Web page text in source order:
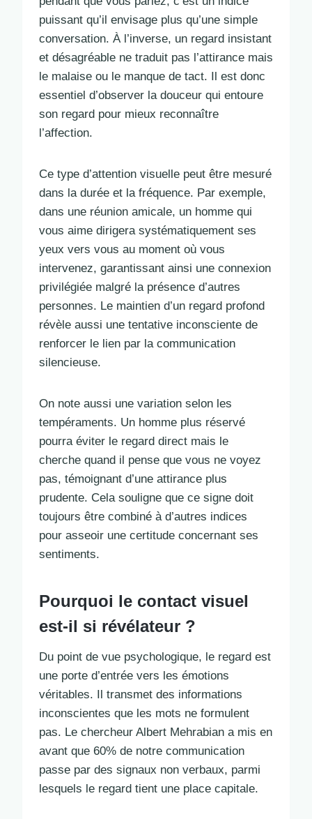
puissant qu’il envisage plus qu’une simple
conversation. À l’inverse, un regard insistant
et désagréable ne traduit pas l’attirance mais
le malaise ou le manque de tact. Il est donc
essentiel d’observer la douceur qui entoure
son regard pour mieux reconnaître
l’affection.
Ce type d’attention visuelle peut être mesuré
dans la durée et la fréquence. Par exemple,
dans une réunion amicale, un homme qui
vous aime dirigera systématiquement ses
yeux vers vous au moment où vous
intervenez, garantissant ainsi une connexion
privilégiée malgré la présence d’autres
personnes. Le maintien d’un regard profond
révèle aussi une tentative inconsciente de
renforcer le lien par la communication
silencieuse.
On note aussi une variation selon les
tempéraments. Un homme plus réservé
pourra éviter le regard direct mais le
cherche quand il pense que vous ne voyez
pas, témoignant d’une attirance plus
prudente. Cela souligne que ce signe doit
toujours être combiné à d’autres indices
pour asseoir une certitude concernant ses
sentiments.
Pourquoi le contact visuel
est-il si révélateur ?
Du point de vue psychologique, le regard est
une porte d’entrée vers les émotions
véritables. Il transmet des informations
inconscientes que les mots ne formulent
pas. Le chercheur Albert Mehrabian a mis en
avant que 60% de notre communication
passe par des signaux non verbaux, parmi
lesquels le regard tient une place capitale.